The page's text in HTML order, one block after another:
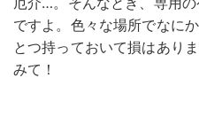
ですよ。色々な場所でなに
とつ持っておいて損はあり
みて！